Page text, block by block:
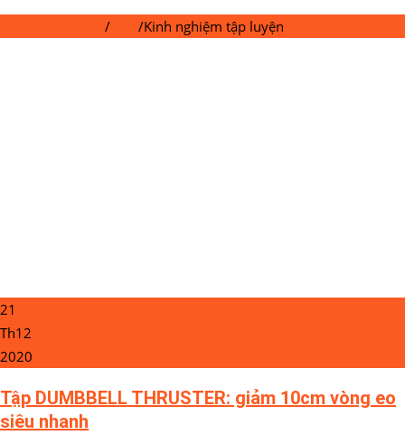
/ /Kinh nghiệm tập luyện
21
Th12
2020
Tập DUMBBELL THRUSTER: giảm 10cm vòng eo
siêu nhanh